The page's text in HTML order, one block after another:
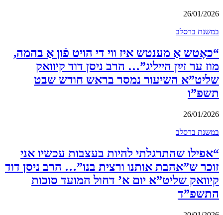
26/01/2026
במשנת ברסלב
“כאָטש אַ מענטש איז ווי די הויט פֿון אַ בהמה,
מוז ער זײַן הייליג”… הרב ניסן דוד קיוואק
שליט”א השיעור נמסר בראש חודש שבט
תשפ”ו
26/01/2026
במשנת ברסלב
“אפילו שהתרגלתי להיות בעצבות עכשיו אני
זוכר ש”אהבת אותנו ורצית בנו”… הרב ניסן דוד
קיוואק שליט”א יום א’ דחול המועד סוכות
התשפ”ד